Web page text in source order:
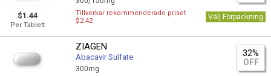
$1.44
Per Tablett
Tillverkar rekommenderade priset
$2.42
Välj Förpackning
ZIAGEN
Abacavir Sulfate
300mg
32%
OFF